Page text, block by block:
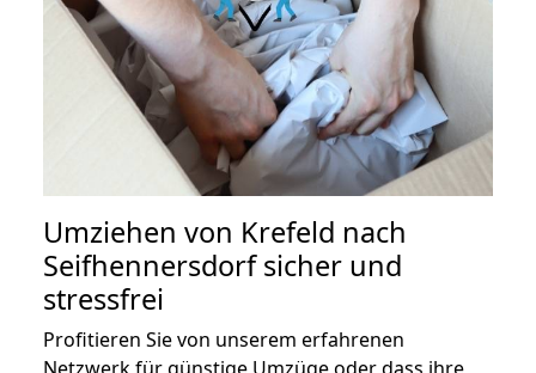
Umziehen von Krefeld nach
Seifhennersdorfsicher und
stressfrei
Profitieren Sie von unserem erfahrenen